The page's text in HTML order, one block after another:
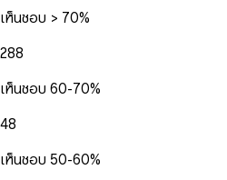
เห็นชอบ > 70%
288
เห็นชอบ 60-70%
48
เห็นชอบ 50-60%